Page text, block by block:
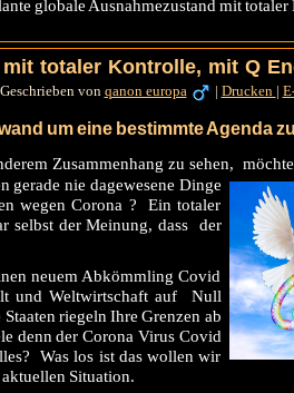
globale Ausnahmezustand mit
totaler Kontrolle, mit Q
Geschrieben von qanon europa | Drucken |
um eine bestimmte Agenda
Zusammenhang zu sehen,
gerade nie dagewesene Dinge
wegen Corona ? Ein totaler
selbst der Meinung, dass der
neuem Abkömmling Covid
und Weltwirtschaft auf Null
riegeln Ihre Grenzen ab
denn der Corona Virus Covid
Was los ist das wollen wir
Situation.